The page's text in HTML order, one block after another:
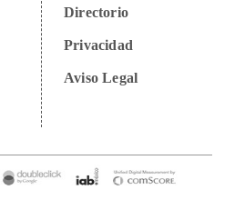
Directorio
Privacidad
Aviso Legal